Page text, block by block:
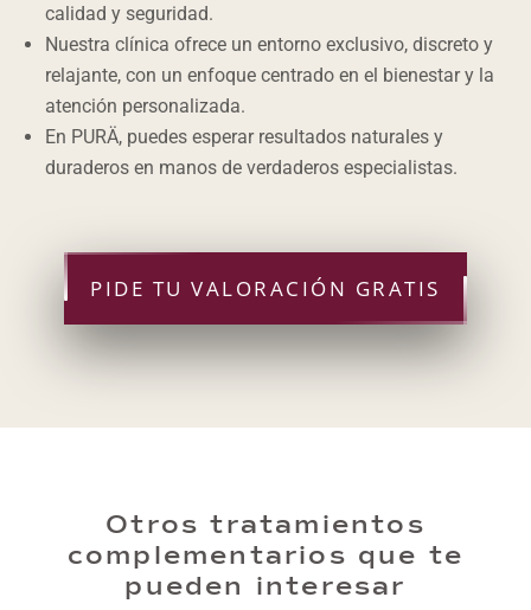
calidad y seguridad.
Nuestra clínica ofrece un entorno exclusivo, discreto y
relajante, con un enfoque centrado en el bienestar y la
atención personalizada.
En PURÄ, puedes esperar resultados naturales y
duraderos en manos de verdaderos especialistas.
PIDE TU VALORACIÓN GRATIS
Otros tratamientos
complementarios que te
pueden interesar